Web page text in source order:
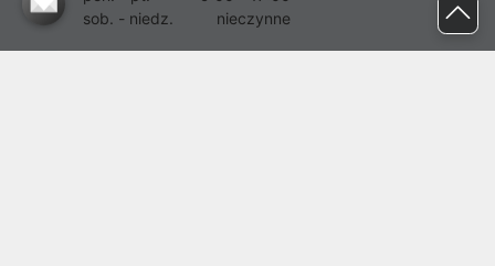
sob. - niedz.
nieczynne